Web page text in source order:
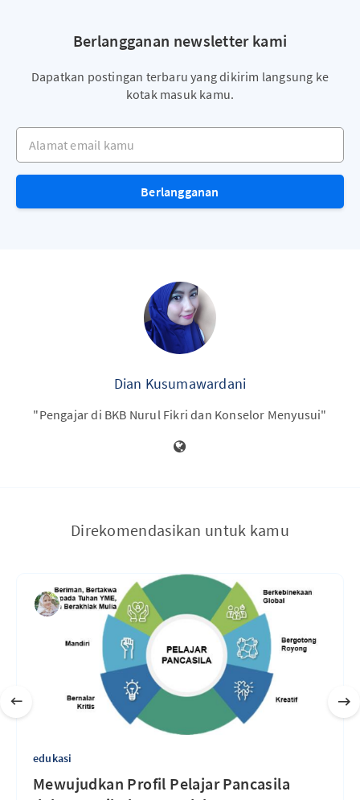
Berlangganan newsletter kami
Dapatkan postingan terbaru yang dikirim langsung ke
kotak masuk kamu.
Alamat email kamu
Berlangganan
Dian Kusumawardani
"Pengajar di BKB Nurul Fikri dan Konselor Menyusui"
Direkomendasikan untuk kamu
edukasi
Mewujudkan Profil Pelajar Pancasila